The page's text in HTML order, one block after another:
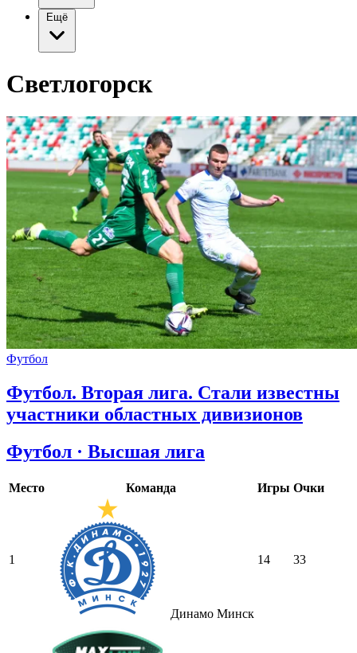
Ещё
Светлогорск
Футбол
Футбол. Вторая лига. Стали известны
участники областных дивизионов
Футбол · Высшая лига
Место Команда Игры Очки
1
Динамо Минск
14 33